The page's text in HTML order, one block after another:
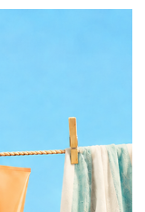
semplice abitudine: è
corretto, può aiutare
e vitale nel tempo.
all’Istituto Matis